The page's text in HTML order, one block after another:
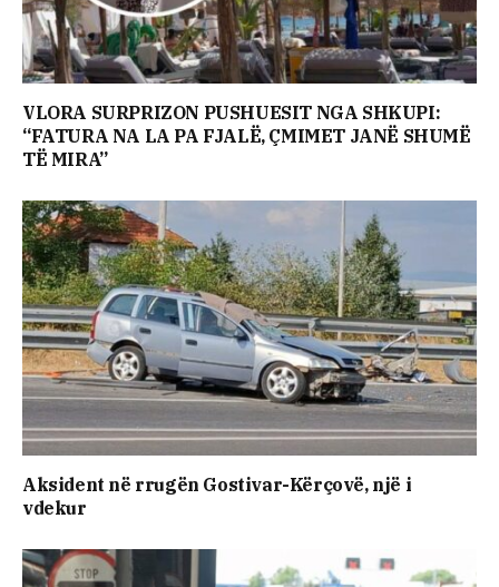
VLORA SURPRIZON PUSHUESIT NGA SHKUPI:
“FATURA NA LA PA FJALË, ÇMIMET JANË SHUMË
TË MIRA”
Aksident në rrugën Gostivar-Kërçovë, një i
vdekur